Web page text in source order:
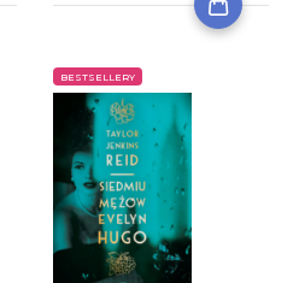
BESTSELLERY